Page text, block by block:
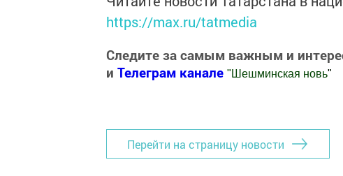
https://max.ru/tatmedia
Следите за самым важным и
и Телеграм канале " Шешминская новь"
Перейти на страницу новости